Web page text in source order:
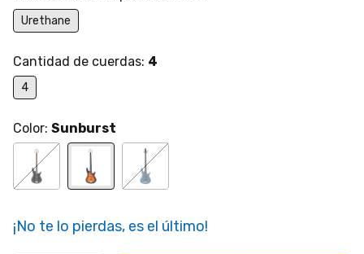
Urethane
Cantidad de cuerdas: 4
4
Color: Sunburst
¡No te lo pierdas, es el último!